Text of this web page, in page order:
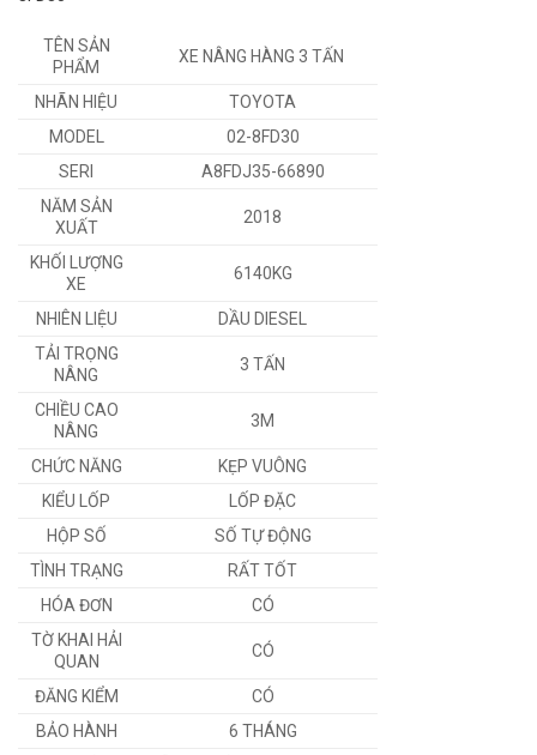
TÊN SẢN
PHẨM
XE NÂNG HÀNG 3 TẤN
NHÃN HIỆU
TOYOTA
MODEL
02-8FD30
SERI
A8FDJ35-66890
NĂM SẢN
XUẤT
2018
KHỐI LƯỢNG
XE
6140KG
NHIÊN LIỆU
DẦU DIESEL
TẢI TRỌNG
NÂNG
3 TẤN
CHIỀU CAO
NÂNG
3M
CHỨC NĂNG
KẸP VUÔNG
KIỂU LỐP
LỐP ĐẶC
HỘP SỐ
SỐ TỰ ĐỘNG
TÌNH TRẠNG
RẤT TỐT
HÓA ĐƠN
CÓ
TỜ KHAI HẢI
QUAN
CÓ
ĐĂNG KIỂM
CÓ
BẢO HÀNH
6 THÁNG